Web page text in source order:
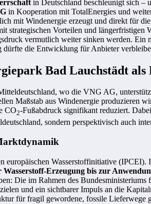
in Deutschland beschleunigt sich –
in Kooperation mit TotalEnergies und
mit Windenergie erzeugt und direkt für
strategischen Vorteilen und längerfristigen
vermutlich weiter sinken werden.
die Entwicklung für Anbieter
Bad Lauchstädt als
wo die VNG AG,
Maßstab aus Windenergie produzieren
CO2-Fußabdruck signifikant reduziert.
sondern perspektivisch auch
europäischen Wasserstoffinitiative (IPCEI).
Erzeugung bis zur
Die im Rahmen des
und ein sichtbarer Impuls an die
für fragil gewordene, fossile Lieferwege